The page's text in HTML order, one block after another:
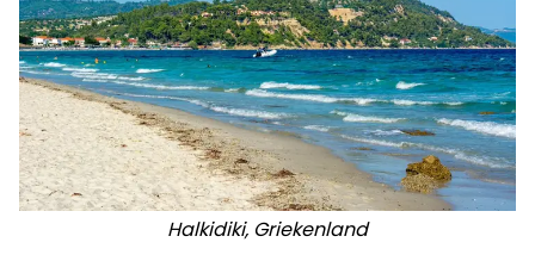
Halkidiki, Griekenland